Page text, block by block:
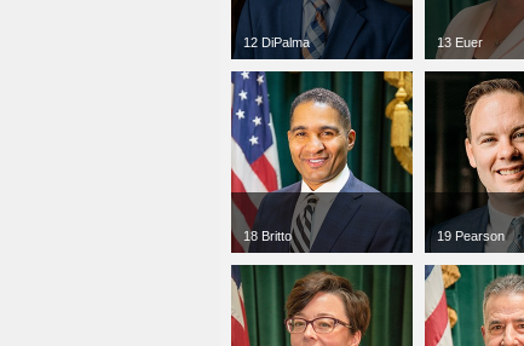
12 DiPalma
jpg300 x 300
47 KB
13 Euer
jpg300 x 300
60 KB
18 Britto
jpg300 x 300
19 Pearson
jpg300 x 300
60 KB